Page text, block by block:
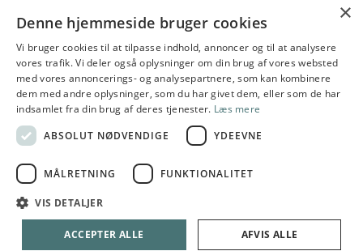
Prime Office
Seneste
+/-
196,00
0.00 %
Copyright © 2026 Prime Office A/S. All rights reserved
Udarbejdet i samarbejde mednetIP
×
Denne hjemmeside bruger cookies
Vi bruger cookies til at tilpasse indhold, annoncer og til at analysere
vores trafik. Vi deler også oplysninger om din brug af vores websted
med vores annoncerings- og analysepartnere, som kan kombinere
dem med andre oplysninger, som du har givet dem, eller som de har
indsamlet fra din brug af deres tjenester. Læs mere
ABSOLUT NØDVENDIGE
YDEEVNE
MÅLRETNING FUNKTIONALITET
VIS DETALJER
ACCEPTER ALLE AFVIS ALLE